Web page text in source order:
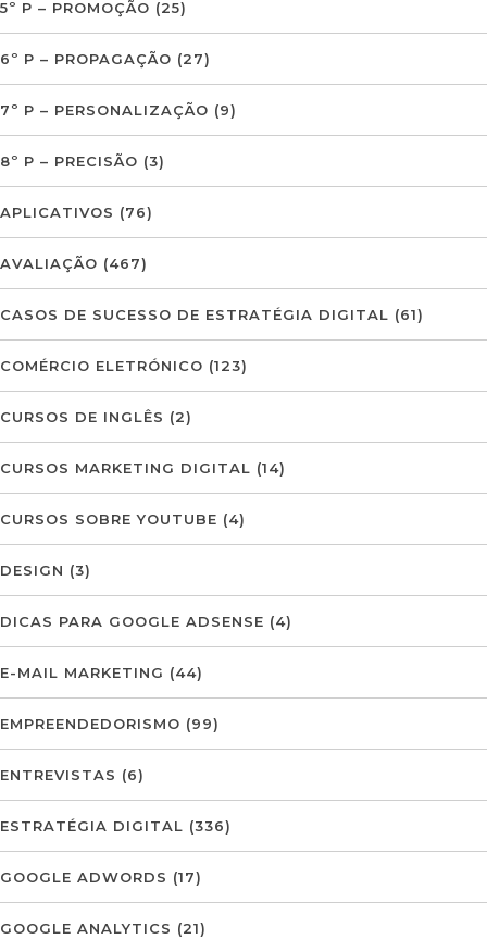
5º P – PROMOÇÃO (25)
6º P – PROPAGAÇÃO (27)
7º P – PERSONALIZAÇÃO (9)
8º P – PRECISÃO (3)
APLICATIVOS (76)
AVALIAÇÃO (467)
CASOS DE SUCESSO DE ESTRATÉGIA DIGITAL (61)
COMÉRCIO ELETRÓNICO (123)
CURSOS DE INGLÊS (2)
CURSOS MARKETING DIGITAL (14)
CURSOS SOBRE YOUTUBE (4)
DESIGN (3)
DICAS PARA GOOGLE ADSENSE (4)
E-MAIL MARKETING (44)
EMPREENDEDORISMO (99)
ENTREVISTAS (6)
ESTRATÉGIA DIGITAL (336)
GOOGLE ADWORDS (17)
GOOGLE ANALYTICS (21)